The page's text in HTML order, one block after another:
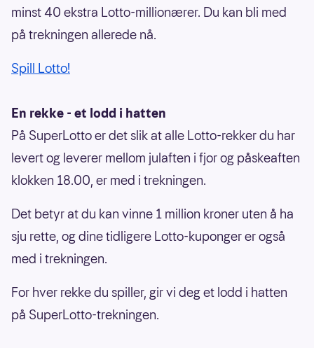
minst 40 ekstra Lotto-millionærer. Du kan bli med
på trekningen allerede nå.
Spill Lotto!
En rekke - et lodd i hatten
På SuperLotto er det slik at alle Lotto-rekker du har
levert og leverer mellom julaften i fjor og påskeaften
klokken 18.00, er med i trekningen.
Det betyr at du kan vinne 1 million kroner uten å ha
sju rette, og dine tidligere Lotto-kuponger er også
med i trekningen.
For hver rekke du spiller, gir vi deg et lodd i hatten
på SuperLotto-trekningen.